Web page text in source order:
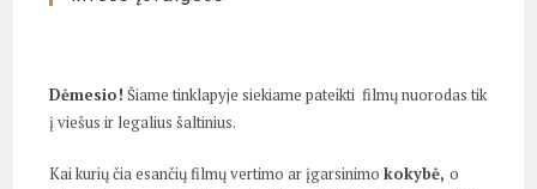
Dėmesio! Šiame tinklapyje siekiame pateikti filmų nuorodas tik
į viešus ir legalius šaltinius.
Kai kurių čia esančių filmų vertimo ar įgarsinimokokybė,o